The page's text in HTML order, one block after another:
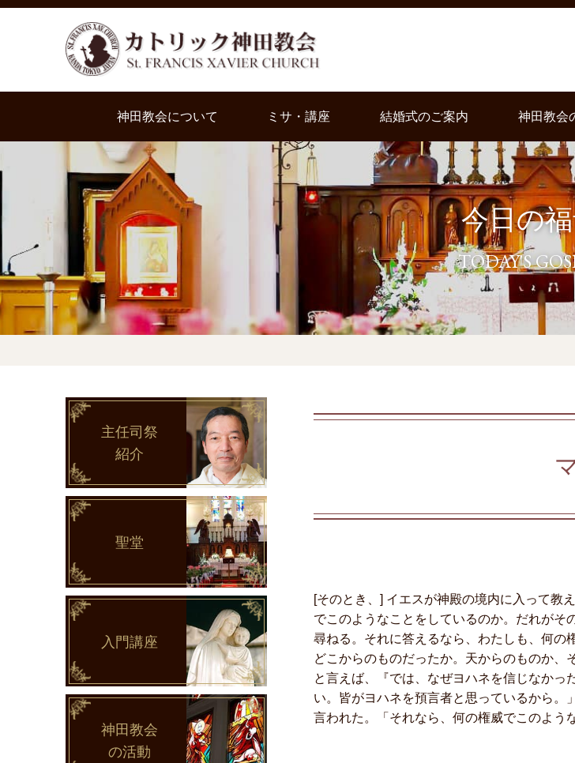
神田教会について ミサ・講座 結婚式のご案内 神田教会
今日の
TODAY'S
[そのとき、] イエスが神殿の境内に入って教
でこのようなことをしているのか。だれがそ
尋ねる。それに答えるなら、わたしも、何の
どこからのものだったか。天からのものか、
と言えば、『では、なぜヨハネを信じなか
い。皆がヨハネを預言者と思っているから。
言われた。「それなら、何の権威でこのよう
主任司祭
紹介
聖堂
入門講座
神田教会
の活動